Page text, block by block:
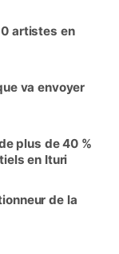
artistes en
va envoyer
plus de 40 %
en Ituri
de la